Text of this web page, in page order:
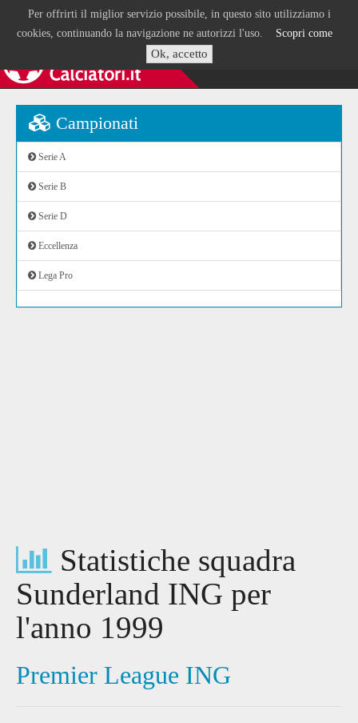
Per offrirti il miglior servizio possibile, in questo sito utilizziamo i
cookies, continuando la navigazione ne autorizzi l'uso. Scopri come
Ok, accetto
Campionati
Serie A
Serie B
Serie D
Eccellenza
Lega Pro
Statistiche squadra
Sunderland ING per
l'anno 1999
Premier League ING